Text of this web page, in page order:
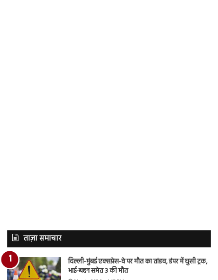
ताज़ा समाचार
दिल्ली-मुंबई एक्सप्रेस-वे पर मौत का तांडव, डंपर में घुसी ट्रक,
भाई-बहन समेत 3 की मौत